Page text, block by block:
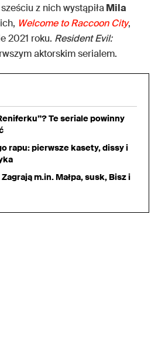
z nich wystąpiłaMila
Welcome to Raccoon City,
2021 roku. Resident Evil:
aktorskim serialem.
Te seriale powinny
rapu: pierwsze kasety, dissy i
m.in. Małpa, susk, Bisz i